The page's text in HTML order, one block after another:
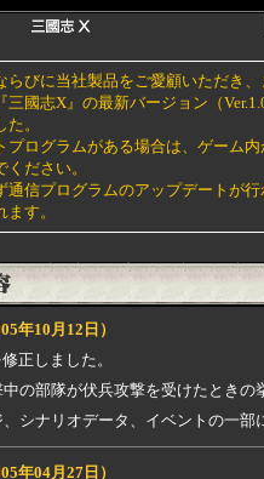
らびに当社製品をご愛顧いただき、
三國志X』の最新バージョン（
。
プログラムがある場合は、ゲーム
ださい。
通信プログラムのアップデートが
す。
年10月12日）
正しました。
の部隊が伏兵攻撃を受けたときの
シナリオデータ、イベントの一部
年04月27日）